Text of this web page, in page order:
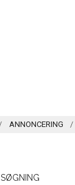
ANNONCERING